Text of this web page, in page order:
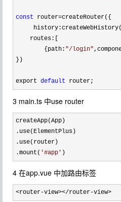
const router=createRouter({
    routes:[
        {path:
"/login"
})
export default router;
3 main.ts 中use router
createApp(App)
.use(ElementPlus)
.use(router)
.mount( '#app ' )
4 在app.vue 中加路由标签
<router-view></router-view>